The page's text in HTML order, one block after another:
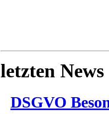
letzten News
DSGVO